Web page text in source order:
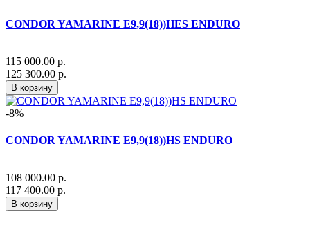
CONDOR YAMARINE E9,9(18))HES ENDURO
115 000.00 р.
125 300.00 р.
В корзину
-8%
CONDOR YAMARINE E9,9(18))HS ENDURO
108 000.00 р.
117 400.00 р.
В корзину